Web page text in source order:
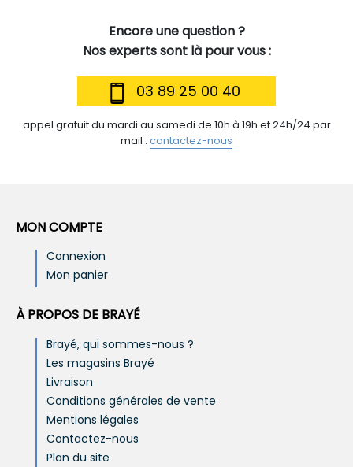
Encore une question ?
Nos experts sont là pour vous :
03 89 25 00 40
appel gratuit du mardi au samedi de 10h à 19h et 24h/24 par
mail : contactez-nous
MON COMPTE
Connexion
Mon panier
À PROPOS DE BRAYÉ
Brayé, qui sommes-nous ?
Les magasins Brayé
Livraison
Conditions générales de vente
Mentions légales
Contactez-nous
Plan du site